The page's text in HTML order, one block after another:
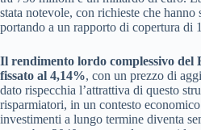
stata notevole, con richieste che
portando a un rapporto di copertura di
Il rendimento lordo complessivo del
fissato al 4,14%, con un prezzo di
dato rispecchia l’attrattiva di questo
risparmiatori, in un contesto
investimenti a lungo termine diventa